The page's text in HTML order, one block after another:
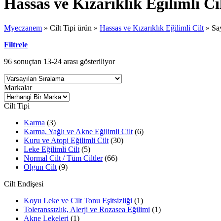
Hassas ve Kızarıklık Eğilimli
Myeczanem » Cilt Tipi ürün » Hassas ve Kızarıklık Eğilimli Cilt »
Filtrele
96 sonuçtan 13-24 arası gösteriliyor
Markalar
Cilt Tipi
Karma (3)
Karma, Yağlı ve Akne Eğilimli Cilt (6)
Kuru ve Atopi Eğilimli Cilt (30)
Leke Eğilimli Cilt (5)
Normal Cilt / Tüm Ciltler (66)
Olgun Cilt (9)
Cilt Endişesi
Koyu Leke ve Cilt Tonu Eşitsizliği (1)
Toleranssızlık, Alerji ve Rozasea Eğilimi (1)
Akne Lekeleri (1)